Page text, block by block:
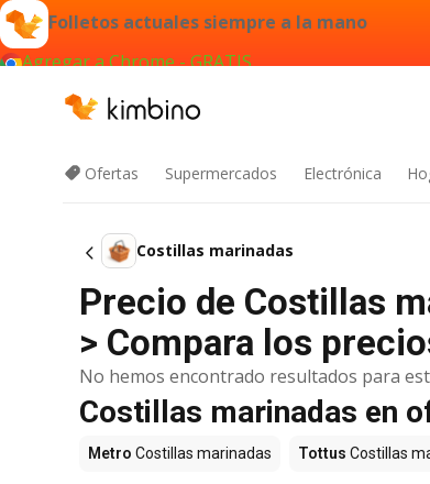
Folletos actuales siempre a la mano
Agregar a Chrome - GRATIS
Ofertas Supermercados Electrónica
Costillas marinadas
Precio de Costillas
> Compara los
No hemos encontrado resultados para
Costillas marinadas en
Metro Costillas marinadas Tottus Costillas